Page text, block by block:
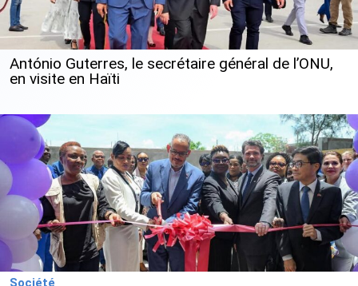
António Guterres, le secrétaire général de l’ONU,
en visite en Haïti